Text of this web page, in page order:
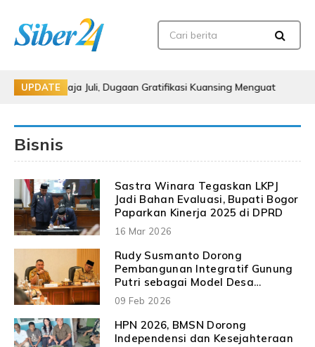
UPDATE
Raja Juli, Dugaan Gratifikasi Kuansing Menguat
Bisnis
Sastra Winara Tegaskan LKPJ
Jadi Bahan Evaluasi, Bupati Bogor
Paparkan Kinerja 2025 di DPRD
16 Mar 2026
Rudy Susmanto Dorong
Pembangunan Integratif Gunung
Putri sebagai Model Desa
Percontohan Kabupaten Bogor
09 Feb 2026
HPN 2026, BMSN Dorong
Independensi dan Kesejahteraan